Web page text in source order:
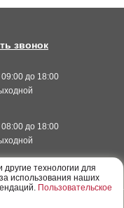
09:00 до 18:00
08:00 до 18:00
звонок
технологии для
использования наших
Пользовательское